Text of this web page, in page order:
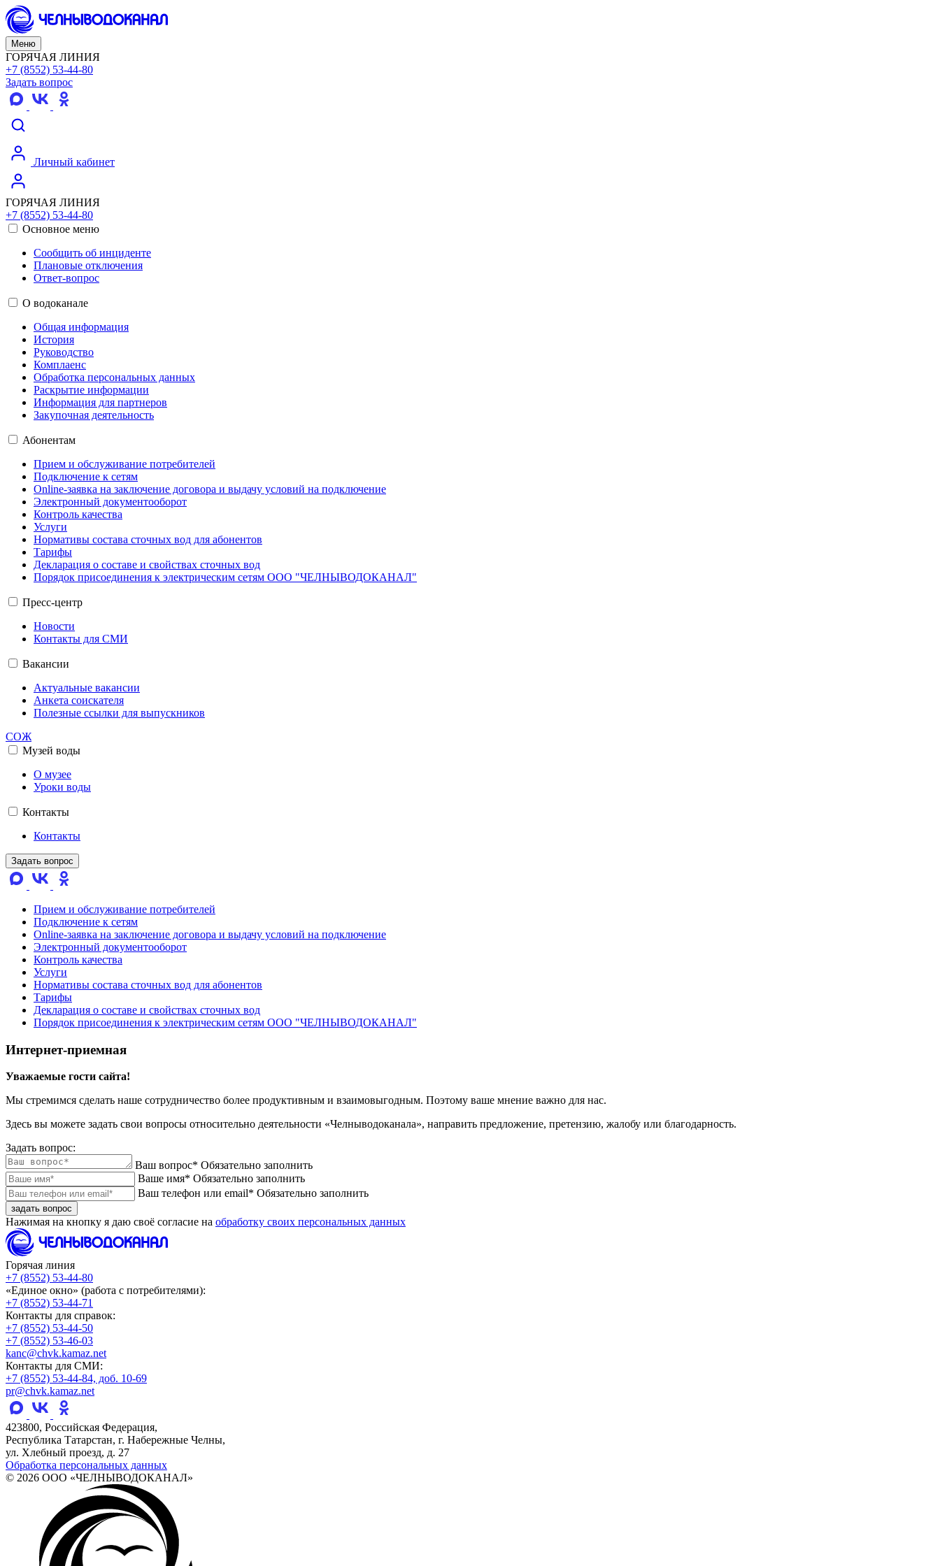
Меню
ГОРЯЧАЯ ЛИНИЯ
+7 (8552) 53-44-80
Задать вопрос
Личный кабинет
ГОРЯЧАЯ ЛИНИЯ
+7 (8552) 53-44-80
Основное меню
Сообщить об инциденте
Плановые отключения
Ответ-вопрос
О водоканале
Общая информация
История
Руководство
Комплаенс
Обработка персональных данных
Раскрытие информации
Информация для партнеров
Закупочная деятельность
Абонентам
Прием и обслуживание потребителей
Подключение к сетям
Online-заявка на заключение договора и выдачу условий на подключение
Электронный документооборот
Контроль качества
Услуги
Нормативы состава сточных вод для абонентов
Тарифы
Декларация о составе и свойствах сточных вод
Порядок присоединения к электрическим сетям ООО "ЧЕЛНЫВОДОКАНАЛ"
Пресс-центр
Новости
Контакты для СМИ
Вакансии
Актуальные вакансии
Анкета соискателя
Полезные ссылки для выпускников
СОЖ
Музей воды
О музее
Уроки воды
Контакты
Контакты
Задать вопрос
Прием и обслуживание потребителей
Подключение к сетям
Online-заявка на заключение договора и выдачу условий на подключение
Электронный документооборот
Контроль качества
Услуги
Нормативы состава сточных вод для абонентов
Тарифы
Декларация о составе и свойствах сточных вод
Порядок присоединения к электрическим сетям ООО "ЧЕЛНЫВОДОКАНАЛ"
Интернет-приемная
Уважаемые гости сайта!
Мы стремимся сделать наше сотрудничество более продуктивным и взаимовыгодным. Поэтому ваше мнение важно для нас.
Здесь вы можете задать свои вопросы относительно деятельности «Челныводоканала», направить предложение, претензию, жалобу или благодарность.
Задать вопрос:
Ваш вопрос* Обязательно заполнить
Ваше имя* Обязательно заполнить
Ваш телефон или email* Обязательно заполнить
задать вопрос
Нажимая на кнопку я даю своё согласие на обработку своих персональных данных
Горячая линия
+7 (8552) 53-44-80
«Единое окно» (работа с потребителями):
+7 (8552) 53-44-71
Контакты для справок:
+7 (8552) 53-44-50
+7 (8552) 53-46-03
kanc@chvk.kamaz.net
Контакты для СМИ:
+7 (8552) 53-44-84, доб. 10-69
pr@chvk.kamaz.net
423800, Российская Федерация,
Республика Татарстан, г. Набережные Челны,
ул. Хлебный проезд, д. 27
Обработка персональных данных
© 2026 ООО «ЧЕЛНЫВОДОКАНАЛ»